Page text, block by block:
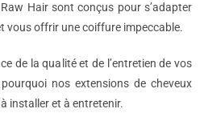
Hair sont conçus pour s’adapter
vous offrir une coiffure impeccable.
de la qualité et de l’entretien de vos
nos extensions de cheveux
installer et à entretenir.